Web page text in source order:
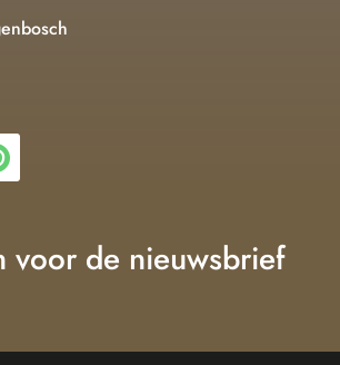
voor de nieuwsbrief